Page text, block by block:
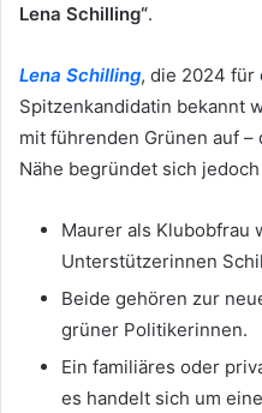
Lena Schilling“.
Lena Schilling, die 2024 für
Spitzenkandidatin bekannt
mit führenden Grünen auf
Nähe begründet sich
Maurer als Klubobfrau
Unterstützerinnen
Beide gehören zur
grüner Politikerinnen.
Ein familiäres oder
es handelt sich um eine